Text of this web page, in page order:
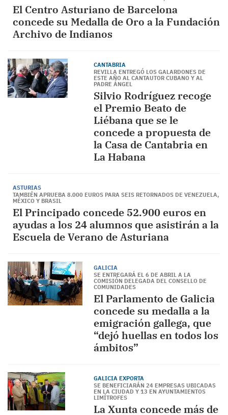
El Centro Asturiano de Barcelona
concede su Medalla de Oro a la Fundación
Archivo de Indianos
CANTABRIA
REVILLA ENTREGÓ LOS GALARDONES DE
ESTE AÑO AL CANTAUTOR CUBANO Y AL
PADRE ÁNGEL
Silvio Rodríguez recoge
el Premio Beato de
Liébana que se le
concede a propuesta de
la Casa de Cantabria en
La Habana
ASTURIAS
TAMBIÉN APRUEBA 8.000 EUROS PARA SEIS RETORNADOS DE VENEZUELA,
MÉXICO Y BRASIL
El Principado concede 52.900 euros en
ayudas a los 24 alumnos que asistirán a la
Escuela de Verano de Asturiana
GALICIA
SE ENTREGARÁ EL 6 DE ABRIL A LA
COMISIÓN DELEGADA DEL CONSELLO DE
COMUNIDADES
El Parlamento de Galicia
concede su medalla a la
emigración gallega, que
“dejó huellas en todos los
ámbitos”
GALICIA EXPORTA
SE BENEFICIARÁN 24 EMPRESAS UBICADAS
EN LA CIUDAD Y 13 EN AYUNTAMIENTOS
LIMÍTROFES
La Xunta concede más de